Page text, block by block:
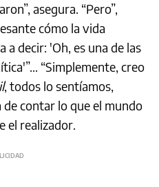
asegura. “Pero”,
cómo la vida
a decir: 'Oh, es una de las
“Simplemente, creo
, todos lo sentíamos,
contar lo que el mundo
el realizador.